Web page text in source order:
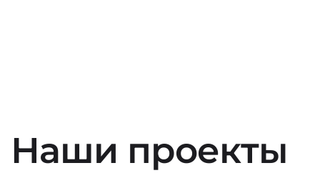
Наши проекты